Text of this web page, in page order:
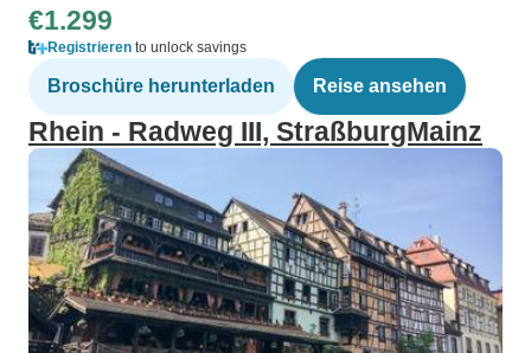
€1.299
Registrieren to unlock savings
Broschüre herunterladen Reise ansehen
Rhein - Radweg III, StraßburgMainz